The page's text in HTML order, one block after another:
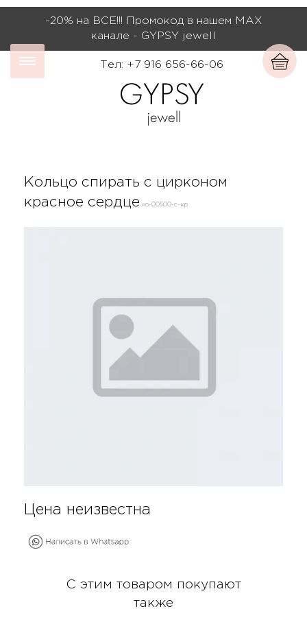
-20% на ВСЕ!!! Промокод в нашем МАХ
канале - GYPSY jewell
Тел: +7 916 656-66-06
Кольцо спирать с цирконом
красное сердце
ко-00500-с-кр
Цена неизвестна
С этим товаром покупают
также